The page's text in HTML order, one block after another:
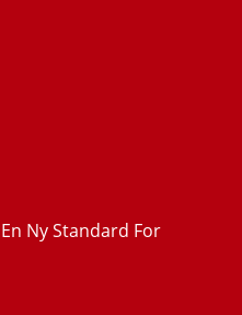
Ny Standard For